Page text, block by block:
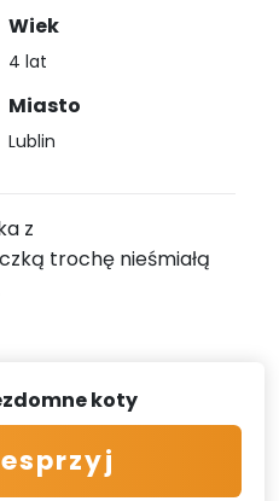
Wiek
4 lat
Miasto
Lublin
z
trochę nieśmiałą
koty